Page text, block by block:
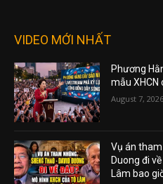
VIDEO MỚI NHẤT
Phương
mẫu XHCN
August 7, 2026
Vụ án
Duong đi
Lâm bao